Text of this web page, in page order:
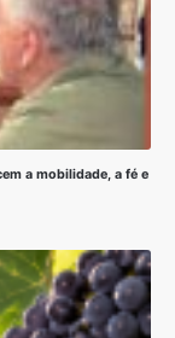
a mobilidade, a fé e